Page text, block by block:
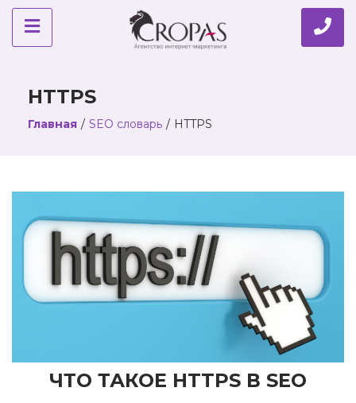
HTTPS
Главная / SEO словарь / HTTPS
ЧТО ТАКОЕ HTTPS В SEO